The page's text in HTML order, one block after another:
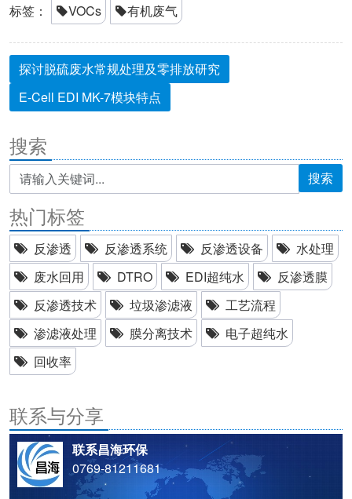
标签： VOCs 有机废气
探讨脱硫废水常规处理及零排放研究
E-Cell EDI MK-7模块特点
搜索
搜索
热门标签
反渗透 反渗透系统 反渗透设备
水处理
废水回用
DTRO EDI超纯水
反渗透膜
反渗透技术
垃圾渗滤液
工艺流程
渗滤液处理
膜分离技术
电子超纯水
回收率
联系与分享
联系昌海环保
0769-81211681